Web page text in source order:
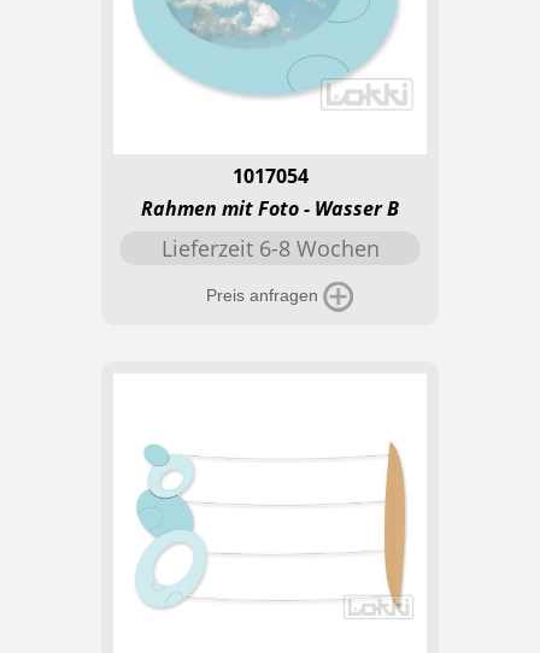
1017054
Rahmen mit Foto - Wasser B
Lieferzeit 6-8 Wochen
Preis anfragen